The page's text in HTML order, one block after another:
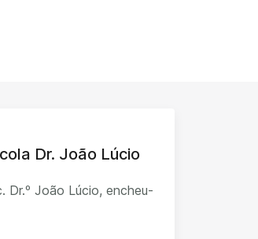
Dr. João Lúcio
Dr.º João Lúcio, encheu-